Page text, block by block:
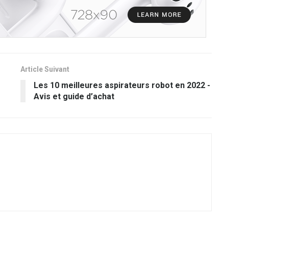
Article Suivant
Les 10 meilleures aspirateurs robot en 2022 -
Avis et guide d’achat